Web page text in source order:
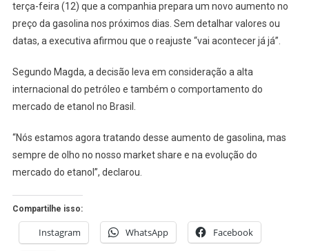
REAJUSTAR
O
PREÇO
GASOLINA?
terça-feira (12) que a companhia prepara um novo aumento no
preço da gasolina nos próximos dias. Sem detalhar valores ou
datas, a executiva afirmou que o reajuste “vai acontecer já já”.
Segundo Magda, a decisão leva em consideração a alta
internacional do petróleo e também o comportamento do
mercado de etanol no Brasil.
“Nós estamos agora tratando desse aumento de gasolina, mas
sempre de olho no nosso market share e na evolução do
mercado do etanol”, declarou.
Compartilhe isso:
Instagram WhatsApp Facebook